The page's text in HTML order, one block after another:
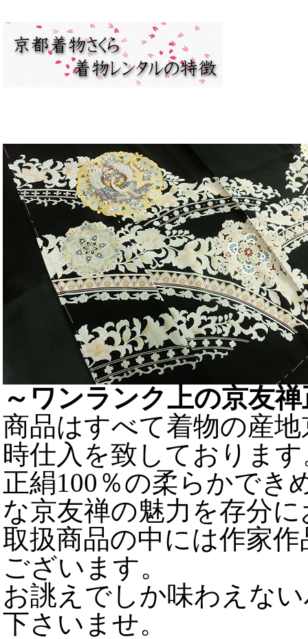
～ワンランク上の京友
商品はすべて着物の産
時仕入を致しております
正絹100％の柔らかでき
な京友禅の魅力を存分
取扱商品の中には作家
ございます。
お誂えでしか味わえな
下さいませ。